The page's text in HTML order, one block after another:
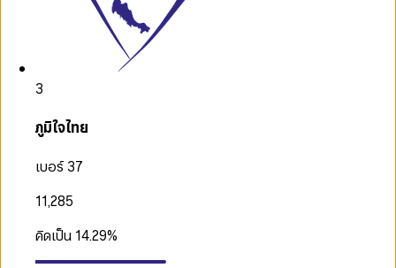
3
ภูมิใจไทย
เบอร์ 37
11,285
คิดเป็น 14.29%